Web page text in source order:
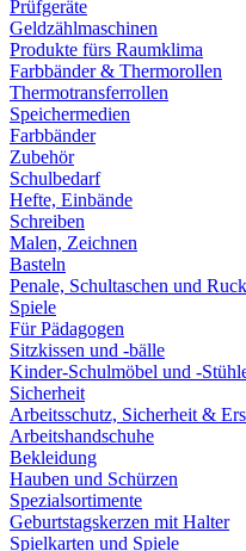
Prüfgeräte
Geldzählmaschinen
Produkte fürs Raumklima
Farbbänder & Thermorollen
Thermotransferrollen
Speichermedien
Farbbänder
Zubehör
Schulbedarf
Hefte, Einbände
Schreiben
Malen, Zeichnen
Basteln
Penale, Schultaschen und
Spiele
Für Pädagogen
Sitzkissen und -bälle
Kinder-Schulmöbel und -
Sicherheit
Arbeitsschutz, Sicherheit &
Arbeitshandschuhe
Bekleidung
Hauben und Schürzen
Spezialsortimente
Geburtstagskerzen mit Halter
Spielkarten und Spiele